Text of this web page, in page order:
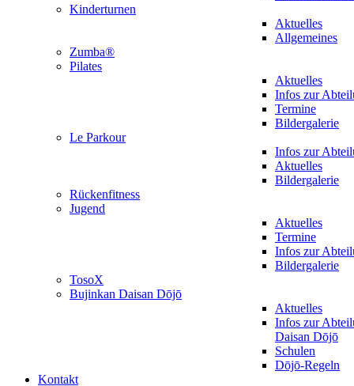
Kinderturnen
Aktuelles
Allgemeines
Zumba®
Pilates
Aktuelles
Infos zur
Termine
Bildergalerie
Le Parkour
Infos zur
Aktuelles
Bildergalerie
Rückenfitness
Jugend
Aktuelles
Termine
Infos zur
Bildergalerie
TosoX
Bujinkan Daisan Dōjō
Aktuelles
Infos zur
Daisan Dōjō
Schulen
Dōjō-Regeln
Kontakt